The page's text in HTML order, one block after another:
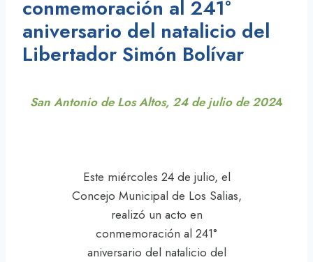
conmemoración al 241°
aniversario del natalicio del
Libertador Simón Bolívar
San Antonio de Los Altos, 24 de julio de 2024
Este miércoles 24 de julio, el
Concejo Municipal de Los Salias,
realizó un acto en
conmemoración al 241°
aniversario del natalicio del